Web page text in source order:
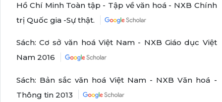
Hồ Chí Minh Toàn tập - Tập về văn hoá - NXB Chính
trị Quốc gia -Sự thật.
Sách: Cơ sở văn hoá Việt Nam - NXB Giáo dục Việt
Nam 2016
Sách: Bản sắc văn hoá Việt Nam - NXB Văn hoá -
Thông tin 2013